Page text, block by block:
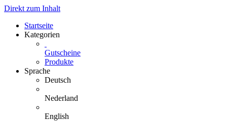
Direkt zum Inhalt
Startseite
Kategorien
Gutscheine
Produkte
Sprache
Deutsch
Nederland
English